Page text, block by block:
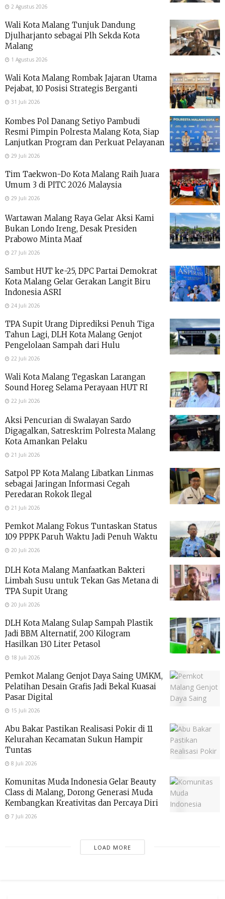
2 Agustus 2026
Wali Kota Malang Tunjuk Dandung
Djulharjanto sebagai Plh Sekda Kota
Malang
1 Agustus 2026
Wali Kota Malang Rombak Jajaran Utama
Pejabat, 10 Posisi Strategis Berganti
31 Juli 2026
Kombes Pol Danang Setiyo Pambudi
Resmi Pimpin Polresta Malang Kota, Siap
Lanjutkan Program dan Perkuat Pelayanan
29 Juli 2026
Tim Taekwon-Do Kota Malang Raih Juara
Umum 3 di PITC 2026 Malaysia
29 Juli 2026
Wartawan Malang Raya Gelar Aksi Kami
Bukan Londo Ireng, Desak Presiden
Prabowo Minta Maaf
27 Juli 2026
Sambut HUT ke-25, DPC Partai Demokrat
Kota Malang Gelar Gerakan Langit Biru
Indonesia ASRI
24 Juli 2026
TPA Supit Urang Diprediksi Penuh Tiga
Tahun Lagi, DLH Kota Malang Genjot
Pengelolaan Sampah dari Hulu
22 Juli 2026
Wali Kota Malang Tegaskan Larangan
Sound Horeg Selama Perayaan HUT RI
22 Juli 2026
Aksi Pencurian di Swalayan Sardo
Digagalkan, Satreskrim Polresta Malang
Kota Amankan Pelaku
21 Juli 2026
Satpol PP Kota Malang Libatkan Linmas
sebagai Jaringan Informasi Cegah
Peredaran Rokok Ilegal
21 Juli 2026
Pemkot Malang Fokus Tuntaskan Status
109 PPPK Paruh Waktu Jadi Penuh Waktu
20 Juli 2026
DLH Kota Malang Manfaatkan Bakteri
Limbah Susu untuk Tekan Gas Metana di
TPA Supit Urang
20 Juli 2026
DLH Kota Malang Sulap Sampah Plastik
Jadi BBM Alternatif, 200 Kilogram
Hasilkan 130 Liter Petasol
18 Juli 2026
Pemkot Malang Genjot Daya Saing UMKM,
Pelatihan Desain Grafis Jadi Bekal Kuasai
Pasar Digital
15 Juli 2026
Abu Bakar Pastikan Realisasi Pokir di 11
Kelurahan Kecamatan Sukun Hampir
Tuntas
8 Juli 2026
Komunitas Muda Indonesia Gelar Beauty
Class di Malang, Dorong Generasi Muda
Kembangkan Kreativitas dan Percaya Diri
7 Juli 2026
LOAD MORE